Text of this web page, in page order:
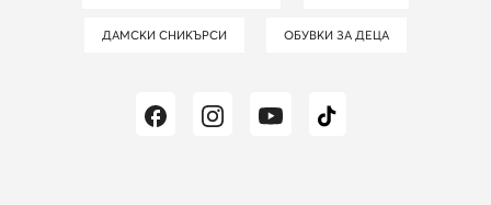
ДАМСКИ СНИКЪРСИ ОБУВКИ ЗА ДЕЦА